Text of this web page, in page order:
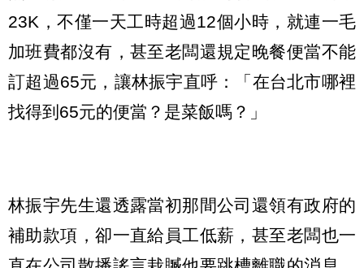
23K，不僅一天工時超過12個小時，就連一毛
加班費都沒有，甚至老闆還規定晚餐便當不能
訂超過65元，讓林振宇直呼：「在台北市哪裡
找得到65元的便當？是菜飯嗎？」
林振宇先生還透露當初那間公司還領有政府的
補助款項，卻一直給員工低薪，甚至老闆也一